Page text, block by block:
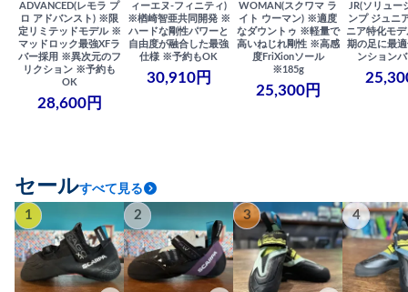
ADVANCED(レモラ プ
ロ アドバンスト) ※限
定リミテッドモデル ※
マッドロック最強XFラ
バー採用 ※異次元のフ
リクション ※予約も
OK
28,600円
ィーエヌ-フィニティ)
※楢崎智亜共同開発 ※
ハードな剛性パワーと
自由度が融合した最強
仕様 ※予約もOK
30,910円
WOMAN(スクワマ ラ
イト ウーマン) ※適度
なダウントゥ ※軽量で
高いねじれ剛性 ※高感
度FriXionソール
※185g
25,300円
JR(ソリュー
ンプ ジュニ
ニア特化モ
期の足に最
ンション
セールすべて見る
1 2 3 4